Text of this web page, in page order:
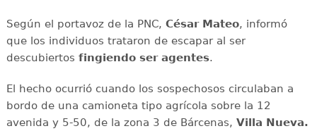
Según el portavoz de la PNC, César Mateo, informó
que los individuos trataron de escapar al ser
descubiertos fingiendo ser agentes.
El hecho ocurrió cuando los sospechosos circulaban a
bordo de una camioneta tipo agrícola sobre la 12
avenida y 5-50, de la zona 3 de Bárcenas, Villa Nueva.